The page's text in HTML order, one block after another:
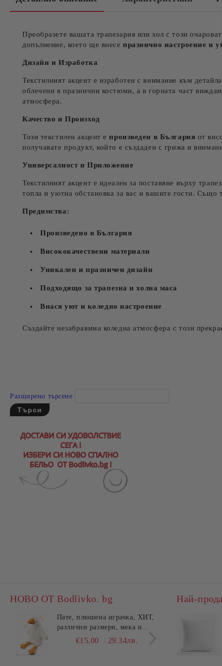
Преобразете вашата трапезария или хол с този
допълнение, което ще внесепразнично настроение и
Дизайн и Изработка
Текстилният акцент е изработен с внимание към
облечени в празнични костюми, а в горната част
атмосфера.
Качество и Произход
Този текстилен акцент епроизведен в България от
получавате продукт, който е създаден с грижа и
Универсалност и Приложение
Текстилният акцент е идеален за поставяне върху
топла и уютна обстановка за вас и вашите гости. Също
Предимства:
Произведено в България
Висококачествени материали
Уникален и празничен дизайн
Подходящо за трапезна и холна маса
Внася уют и коледно настроение
Създайте незабравима коледна атмосфера с този
Разширено търсене
НОВО ОТ Bodlivko. bg
Пате, плюшена играчка, ХИТ,
различни размери, мека и
гушлива€15.00 29.34лв.
Най-